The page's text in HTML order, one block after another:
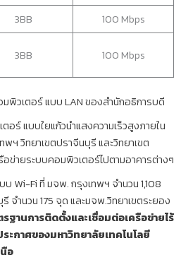
3BB
100 Mbps
3BB 100 Mbps
พิวเตอร์ แบบ LAN ของสำนักอธิการบดี
อร์ แบบใยแก้วนำแสงความเร็วสูงภายใน
ฯ วิทยาเขตปราจีนบุรี และวิทยาเขต
อข่ายระบบคอมพิวเตอร์ไปตามอาคารต่างๆ
บ Wi-Fi ที่ มจพ. กรุงเทพฯ จำนวน 1,108
จำนวน 175 จุด และมจพ.วิทยาเขตระยอง
รฐานการติดตั้งและเชื่อมต่อเครือข่ายไร้
ะกาศของมหาวิทยาลัยเทคโนโลยี
อ